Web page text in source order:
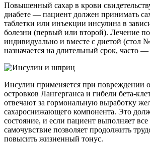
Повышенный сахар в крови
диабете — пациент должен принимать
таблетки или инъекции инсулина в
болезни (первый или второй). Лечение
индивидуально и вместе с диетой (стол
назначается на длительный срок, часто
Инсулин применяется при повреждении
островков Лангерганса и гибели бета-
отвечают за гормональную выработку
сахароснижающего компонента. Это
состояние, и если пациент выполняет
самочувствие позволяет продолжить
повысить жизненный тонус.